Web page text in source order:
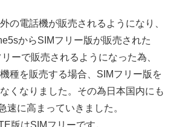
の電話機が販売されるようになり、
からSIMフリー版が販売された
ーで販売されるようになった為、
種を販売する場合、SIMフリー版を
くなりました。その為日本国内にも
速に高まっていきました。
版はSIMフリーです。